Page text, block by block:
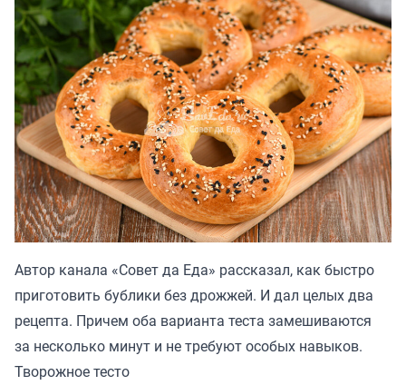
Автор канала «Совет да Еда» рассказал, как быстро
приготовить бублики без дрожжей. И дал целых два
рецепта. Причем оба варианта теста замешиваются
за несколько минут и не требуют особых навыков.
Творожное тесто